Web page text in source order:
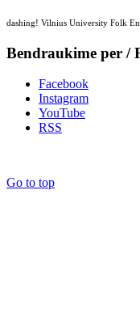
dashing! Vilnius University Folk
Bendraukime per /
Facebook
Instagram
YouTube
RSS
Go to top